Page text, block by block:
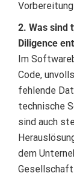
2. Was sind
Diligence
Im
Code,
fehlende
technische
sind auch
dem